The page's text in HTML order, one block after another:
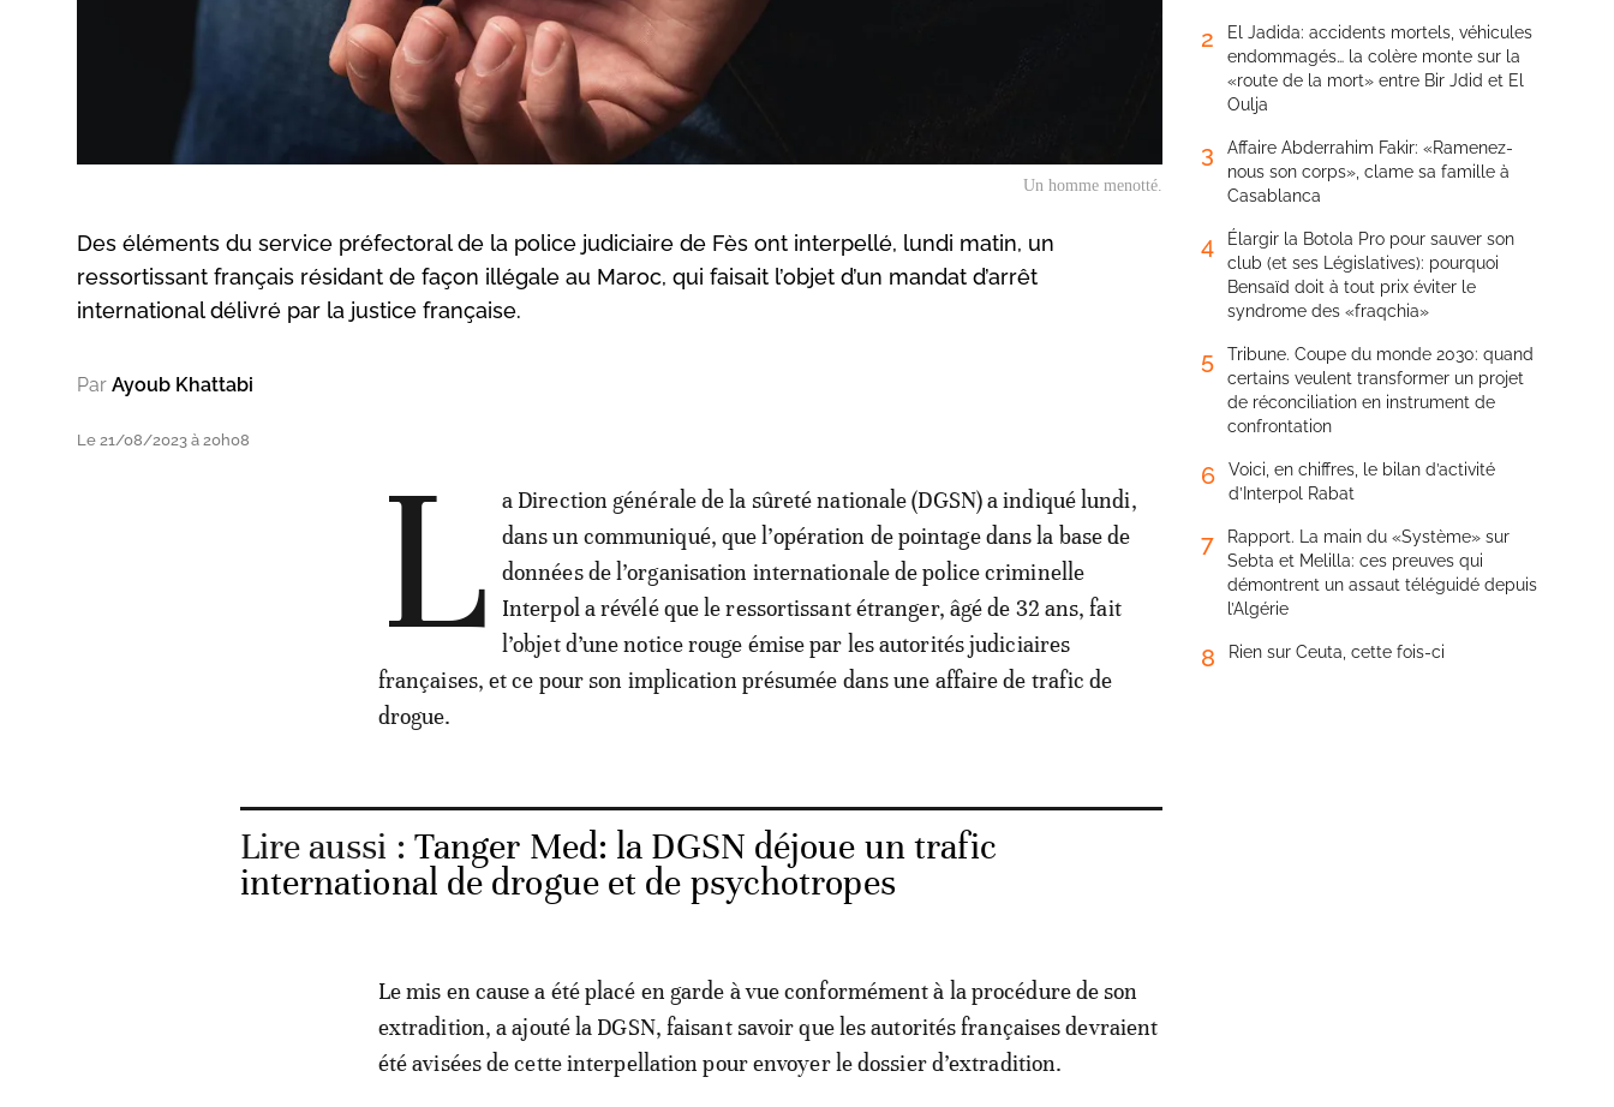
Un homme menotté.
Des éléments du service préfectoral de la police judiciaire de Fès ont interpellé, lundi matin, un
ressortissant français résidant de façon illégale au Maroc, qui faisait l’objet d’un mandat d’arrêt
international délivré par la justice française.
Par Ayoub Khattabi
Le 21/08/2023 à 20h08 L
a Direction générale de la sûreté nationale (DGSN) a indiqué lundi,
dans un communiqué, que l’opération de pointage dans la base de
données de l’organisation internationale de police criminelle
Interpol a révélé que le ressortissant étranger, âgé de 32 ans, fait
l’objet d’une notice rouge émise par les autorités judiciaires
françaises, et ce pour son implication présumée dans une affaire de trafic de
drogue.
Lire aussi : Tanger Med: la DGSN déjoue un trafic
international de drogue et de psychotropes
Le mis en cause a été placé en garde à vue conformément à la procédure de son
extradition, a ajouté la DGSN, faisant savoir que les autorités françaises devraient
été avisées de cette interpellation pour envoyer le dossier d’extradition.
2
El Jadida: accidents mortels, véhicules
endommagés… la colère monte sur la
«route de la mort» entre Bir Jdid et El
Oulja
3
Affaire Abderrahim Fakir: «Ramenez-
nous son corps», clame sa famille à
Casablanca
4
Élargir la Botola Pro pour sauver son
club (et ses Législatives): pourquoi
Bensaïd doit à tout prix éviter le
syndrome des «fraqchia»
5
Tribune. Coupe du monde 2030: quand
certains veulent transformer un projet
de réconciliation en instrument de
confrontation
6
Voici, en chiffres, le bilan d’activité
d’Interpol Rabat
7
Rapport. La main du «Système» sur
Sebta et Melilla: ces preuves qui
démontrent un assaut téléguidé depuis
l’Algérie
8 Rien sur Ceuta, cette fois-ci